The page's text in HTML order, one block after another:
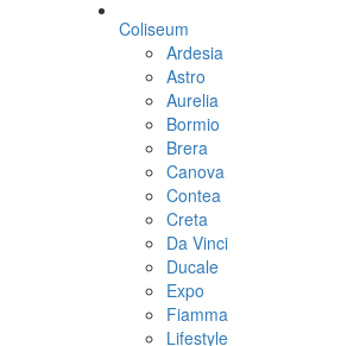
Coliseum
Ardesia
Astro
Aurelia
Bormio
Brera
Canova
Contea
Creta
Da Vinci
Ducale
Expo
Fiamma
Lifestyle